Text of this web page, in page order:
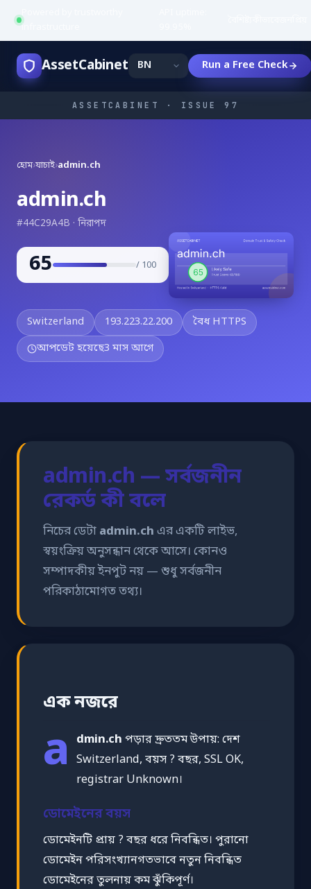
Powered by trustworthy
infrastructure
AssetCabinet Run a Free Check
ASSETCABINET · ISSUE 97
হোম›যাচাই›admin.ch
admin.ch
#44C29A4B · নিরাপদ
65 / 100
Switzerland 193.223.22.200
বৈধ HTTPS
আপডেট হয়েছে3 মাস আগে
admin.ch — সর্বজনীন
রেকর্ড কী বলে
নিচের ডেটা admin.ch এর একটি লাইভ,
স্বয়ংক্রিয় অনুসন্ধান থেকে আসে। কোনও
সম্পাদকীয় ইনপুট নয় — শুধু সর্বজনীন
পরিকাঠামোগত তথ্য।
এক নজরে
a dmin.ch পড়ার দ্রুততম উপায়: দেশ
Switzerland, বয়স ? বছর, SSL OK,
registrar Unknown।
ডোমেইনের বয়স
ডোমেইনটি প্রায় ? বছর ধরে নিবন্ধিত। পুরানো
ডোমেইন পরিসংখ্যানগতভাবে নতুন নিবন্ধিত
ডোমেইনের তুলনায় কম ঝুঁকিপূর্ণ।